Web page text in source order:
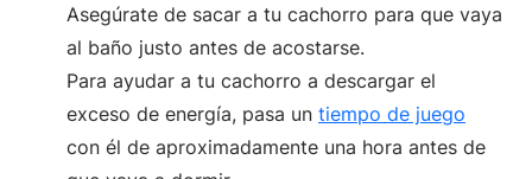
Asegúrate de sacar a tu cachorro para que vaya
al baño justo antes de acostarse.
Para ayudar a tu cachorro a descargar el
exceso de energía, pasa un tiempo de juego
con él de aproximadamente una hora antes de